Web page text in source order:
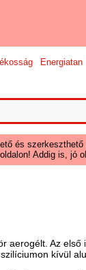
Energiatan
és
Addig is, jó
aerogélt. Az
kívül